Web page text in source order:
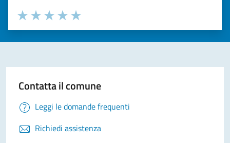
Valuta la chiarezza delle informazioni (da 1 a 5 stelle)
Seleziona il numero di stelle per valutare la chiarezza delle
Valuta 5 stelle su 5
Valuta 4 stelle su 5
Valuta 3 stelle su 5
Valuta 2 stelle su 5
Valuta 1 stelle su 5
Contatta il comune
Leggi le domande frequenti
Richiedi assistenza